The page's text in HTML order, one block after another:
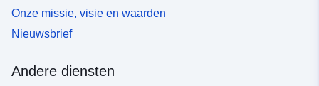
Onze missie, visie en waarden
Nieuwsbrief
Andere diensten